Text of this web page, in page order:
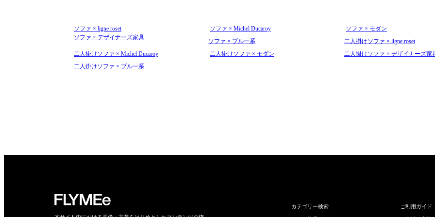
ソファ × ligne roset ソファ × Michel Ducaroy
ソファ × モダン
ソファ × デザイナーズ家具
ソファ × ブルー系
二人掛けソファ × ligne roset
二人掛けソファ × Michel Ducaroy
二人掛けソファ × モダン
二人掛けソファ × デザイナーズ家
二人掛けソファ × ブルー系
カテゴリー検索 ご利用ガイド